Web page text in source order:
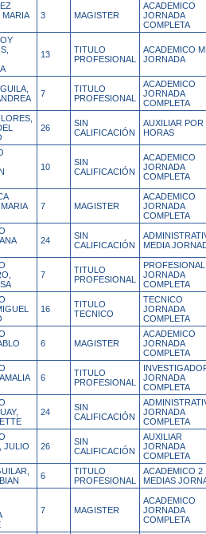
MARIA
3 MAGISTER
ACADEMICO
JORNADA
COMPLETA
13
TITULO
PROFESIONAL
ACADEMICO
JORNADA
7
TITULO
PROFESIONAL
ACADEMICO
JORNADA
COMPLETA
26
SIN
CALIFICACIÓN
AUXILIAR POR
HORAS
10
SIN
CALIFICACIÓN
ACADEMICO
JORNADA
COMPLETA
7 MAGISTER
ACADEMICO
JORNADA
COMPLETA
24
SIN
CALIFICACIÓN
MEDIA
7
TITULO
PROFESIONAL
PROFESIONAL
JORNADA
COMPLETA
16
TITULO
TECNICO
TECNICO
JORNADA
COMPLETA
6 MAGISTER
ACADEMICO
JORNADA
COMPLETA
6
TITULO
PROFESIONAL
JORNADA
COMPLETA
24
SIN
CALIFICACIÓN
JORNADA
COMPLETA
JULIO
26
SIN
CALIFICACIÓN
AUXILIAR
JORNADA
COMPLETA
6
TITULO
PROFESIONAL
ACADEMICO 2
MEDIAS
7 MAGISTER
ACADEMICO
JORNADA
COMPLETA